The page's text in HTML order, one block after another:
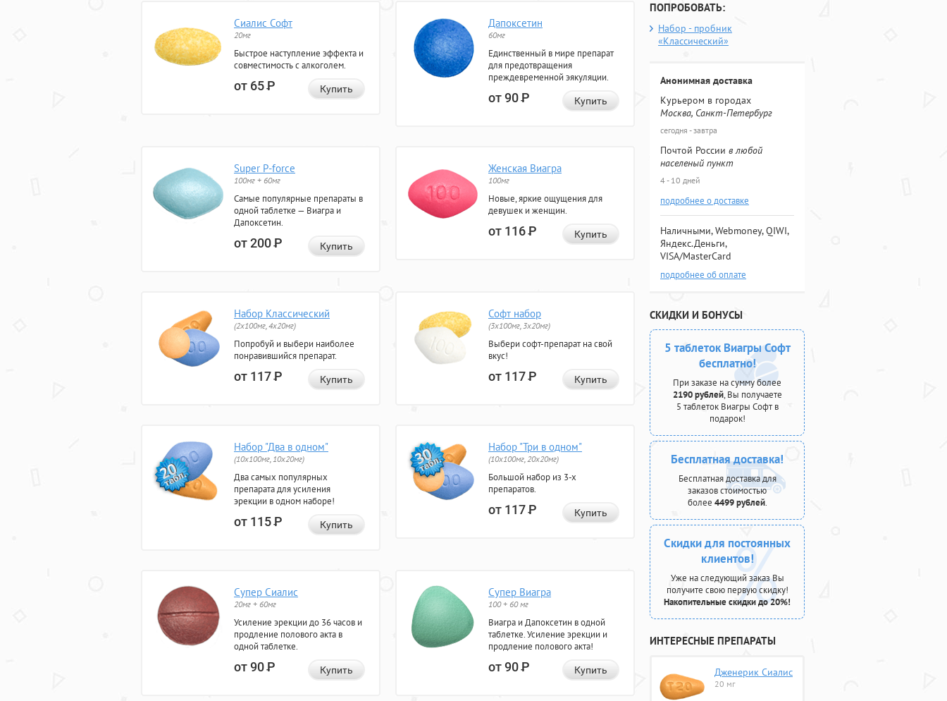
Сиалис Софт
20мг
Быстрое наступление эффекта и
совместимость с алкоголем.
от 65Р Купить
Дапоксетин
60мг
Единственный в мире препарат
для предотвращения
преждевременной эякуляции.
от 90Р Купить
Super P-force
100мг + 60мг
Самые популярные препараты в
одной таблетке — Виагра и
Дапоксетин.
от 200Р Купить
Женская Виагра
100мг
Новые, яркие ощущения для
девушек и женщин.
от 116Р Купить
Набор Классический
(2x100мг, 4x20мг)
Попробуй и выбери наиболее
понравившийся препарат.
от 117Р Купить
Софт набор
(3x100мг, 3x20мг)
Выбери софт-препарат на свой
вкус!
от 117Р Купить
Набор "Два в одном"
(10x100мг, 10x20мг)
Два самых популярных
препарата для усиления
эрекции в одном наборе!
от 115Р Купить
Набор "Три в одном"
(10x100мг, 20x20мг)
Большой набор из 3-х
препаратов.
от 117Р Купить
Супер Сиалис
20мг + 60мг
Усиление эрекции до 36 часов и
продление полового акта в
одной таблетке.
от 90Р Купить
Супер Виагра
100 + 60 мг
Виагра и Дапоксетин в одной
таблетке. Усиление эрекции и
продление полового акта!
от 90Р Купить
ПОПРОБОВАТЬ:
Набор - пробник
«Классический»
Анонимная доставка
Курьером в городах
Москва, Санкт-Петербург
сегодня - завтра
Почтой России в любой
населеный пункт
4 - 10 дней
подробнее о доставке
Наличными, Webmoney, QIWI,
Яндекс.Деньги,
VISA/MasterCard
подробнее об оплате
СКИДКИ И БОНУСЫ
5 таблеток Виагры Софт
бесплатно!
При заказе на сумму более
2190 рублей, Вы получаете
5 таблеток Виагры Софт в
подарок!
Бесплатная доставка!
Бесплатная доставка для
заказов стоимостью
более 4499 рублей.
Скидки для постоянных
клиентов!
Уже на следующий заказ Вы
получите свою первую скидку!
Накопительные скидки до 20%!
ИНТЕРЕСНЫЕ ПРЕПАРАТЫ
Дженерик Сиалис
20 мг